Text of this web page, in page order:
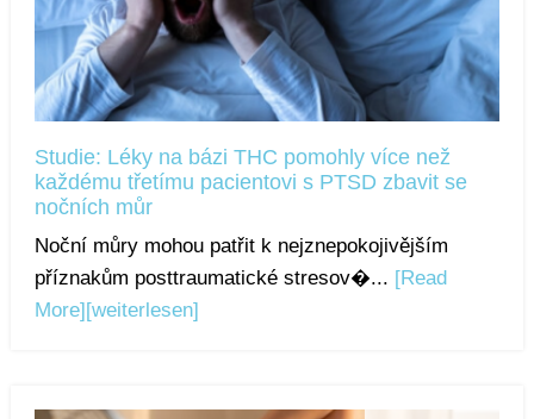
Studie: Léky na bázi THC pomohly více než
každému třetímu pacientovi s PTSD zbavit se
nočních můr
Noční můry mohou patřit k nejznepokojivějším
příznakům posttraumatické stresov�... [Read
More] [weiterlesen]